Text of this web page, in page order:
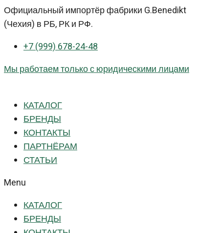
Перейти
к
Официальный импортёр фабрики G.Benedikt
(Чехия) в РБ, РК и РФ.
+7 (999) 678-24-48
Мы работаем только с юридическими лицами
КАТАЛОГ
БРЕНДЫ
КОНТАКТЫ
ПАРТНЁРАМ
СТАТЬИ
Menu
КАТАЛОГ
БРЕНДЫ